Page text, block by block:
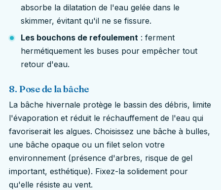
absorbe la dilatation de l'eau gelée dans le
skimmer, évitant qu'il ne se fissure.
Les bouchons de refoulement : ferment
hermétiquement les buses pour empêcher tout
retour d'eau.
8. Pose de la bâche
La bâche hivernale protège le bassin des débris, limite
l'évaporation et réduit le réchauffement de l'eau qui
favoriserait les algues. Choisissez une bâche à bulles,
une bâche opaque ou un filet selon votre
environnement (présence d'arbres, risque de gel
important, esthétique). Fixez-la solidement pour
qu'elle résiste au vent.